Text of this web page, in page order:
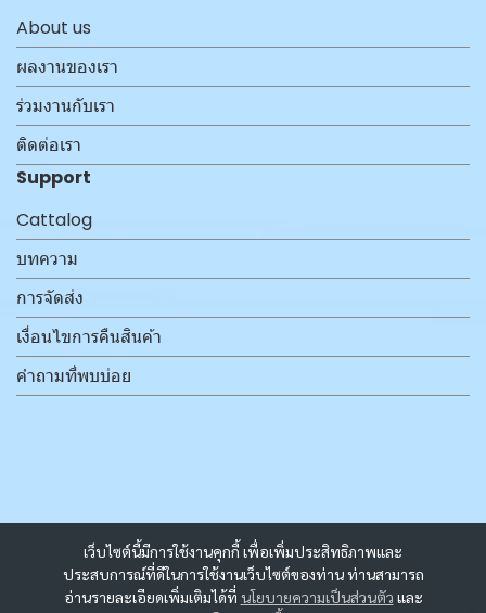
เว็บไซต์นี้มีการใช้งานคุกกี้ เพื่อเพิ่มประสิทธิภาพและ
ประสบการณ์ที่ดีในการใช้งานเว็บไซต์ของท่าน ท่านสามารถ
อ่านรายละเอียดเพิ่มเติมได้ที่ นโยบายความเป็นส่วนตัว และ
About us
ผลงานของเรา
ร่วมงานกับเรา
ติดต่อเรา
Support
Cattalog
บทความ
การจัดส่ง
เงื่อนไขการคืนสินค้า
คำถามที่พบบ่อย